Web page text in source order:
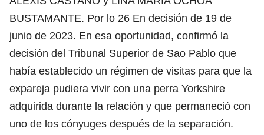
BUSTAMANTE. Por lo 26 En decisión de 19 de
junio de 2023. En esa oportunidad, confirmó la
decisión del Tribunal Superior de Sao Pablo que
había establecido un régimen de visitas para que la
expareja pudiera vivir con una perra Yorkshire
adquirida durante la relación y que permaneció con
uno de los cónyuges después de la separación.